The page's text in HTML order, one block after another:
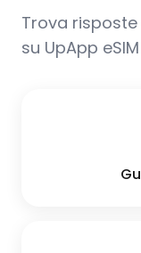
Trova
su UpApp eSIM